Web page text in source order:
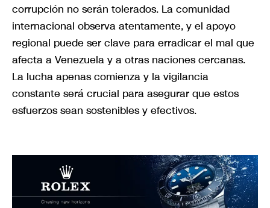
corrupción no serán tolerados. La comunidad
internacional observa atentamente, y el apoyo
regional puede ser clave para erradicar el mal que
afecta a Venezuela y a otras naciones cercanas.
La lucha apenas comienza y la vigilancia
constante será crucial para asegurar que estos
esfuerzos sean sostenibles y efectivos.